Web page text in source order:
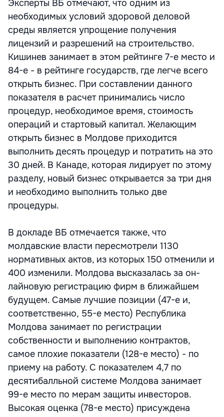
Эксперты ВБ отмечают, что одним из
необходимых условий здоровой деловой
среды является упрощение получения
лицензий и разрешений на строительство.
Кишинев занимает в этом рейтинге 7-е место и
84-е - в рейтинге государств, где легче всего
открыть бизнес. При составлении данного
показателя в расчет принимались число
процедур, необходимое время, стоимость
операций и стартовый капитал. Желающим
открыть бизнес в Молдове приходится
выполнить десять процедур и потратить на это
30 дней. В Канаде, которая лидирует по этому
разделу, новый бизнес открывается за три дня
и необходимо выполнить только две
процедуры.
В докладе ВБ отмечается также, что
молдавские власти пересмотрели 1130
нормативных актов, из которых 150 отменили и
400 изменили. Молдова высказалась за он-
лайновую регистрацию фирм в ближайшем
будущем. Самые лучшие позиции (47-е и,
соответственно, 55-е место) Республика
Молдова занимает по регистрации
собственности и выполнению контрактов,
самое плохие показатели (128-е место) - по
приему на работу. С показателем 4,7 по
десятибалльной системе Молдова занимает
99-е место по мерам защиты инвесторов.
Высокая оценка (78-е место) присуждена